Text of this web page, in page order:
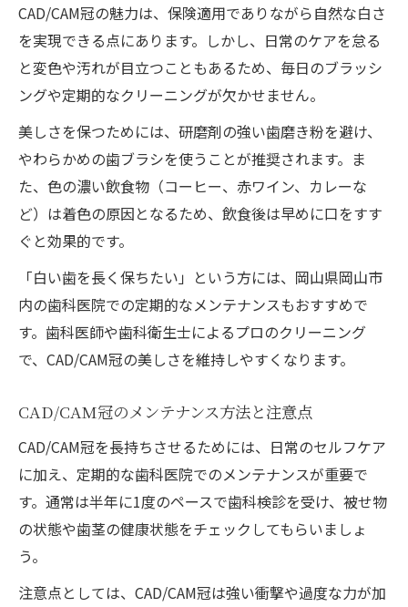
CAD/CAM冠の魅力は、保険適用でありながら自然な白さ
を実現できる点にあります。しかし、日常のケアを怠る
と変色や汚れが目立つこともあるため、毎日のブラッシ
ングや定期的なクリーニングが欠かせません。
美しさを保つためには、研磨剤の強い歯磨き粉を避け、
やわらかめの歯ブラシを使うことが推奨されます。ま
た、色の濃い飲食物（コーヒー、赤ワイン、カレーな
ど）は着色の原因となるため、飲食後は早めに口をすす
ぐと効果的です。
「白い歯を長く保ちたい」という方には、岡山県岡山市
内の歯科医院での定期的なメンテナンスもおすすめで
す。歯科医師や歯科衛生士によるプロのクリーニング
で、CAD/CAM冠の美しさを維持しやすくなります。
CAD/CAM冠のメンテナンス方法と注意点
CAD/CAM冠を長持ちさせるためには、日常のセルフケア
に加え、定期的な歯科医院でのメンテナンスが重要で
す。通常は半年に1度のペースで歯科検診を受け、被せ物
の状態や歯茎の健康状態をチェックしてもらいましょ
う。
注意点としては、CAD/CAM冠は強い衝撃や過度な力が加